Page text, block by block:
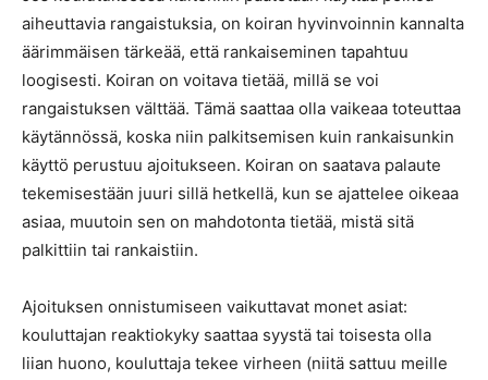
aiheuttavia rangaistuksia, on koiran hyvinvoinnin kannalta
äärimmäisen tärkeää, että rankaiseminen tapahtuu
loogisesti. Koiran on voitava tietää, millä se voi
rangaistuksen välttää. Tämä saattaa olla vaikeaa toteuttaa
käytännössä, koska niin palkitsemisen kuin rankaisunkin
käyttö perustuu ajoitukseen. Koiran on saatava palaute
tekemisestään juuri sillä hetkellä, kun se ajattelee oikeaa
asiaa, muutoin sen on mahdotonta tietää, mistä sitä
palkittiin tai rankaistiin.
Ajoituksen onnistumiseen vaikuttavat monet asiat:
kouluttajan reaktiokyky saattaa syystä tai toisesta olla
liian huono, kouluttaja tekee virheen (niitä sattuu meille